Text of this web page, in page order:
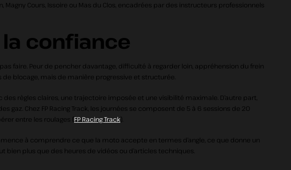
Cours, Issoire ou Mas du Clos, encadrées par des instructeurs professionnels
confiance
faire. Peur de pencher davantage, difficulté à regarder loin, appréhension du frein
blocage, mais de manière progressive et structurée.
règles claires, une trajectoire imposée et une visibilité maximale. D’autre part,
Chez FP Racing Track, les journées se composent de 5 à 6 sessions de 20
entre les roulages (FP Racing Track).
à comprendre ce que la moto accepte en termes d’angle, ce que donne un
plus que des heures de vidéos ou d’articles techniques.